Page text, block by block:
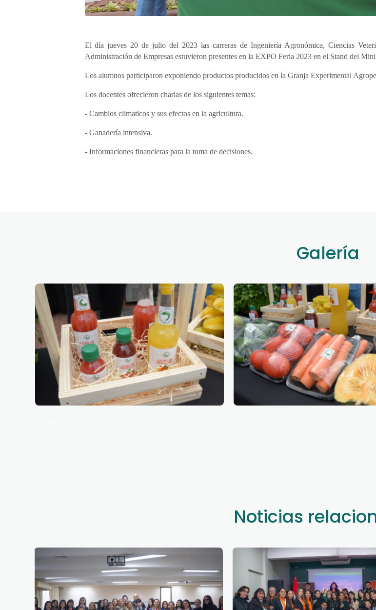
El día jueves 20 de julio del 2023 las carreras de Ingeniería Agronómica, Ciencias
Administración de Empresas estuvieron presentes en la EXPO Feria 2023 en el Stand del
Los alumnos participaron exponiendo productos producidos en la Granja Experimental
Los docentes ofrecieron charlas de los siguientes temas:
- Cambios climaticos y sus efectos en la agricultura.
- Ganadería intensiva.
- Informaciones financieras para la toma de decisiones.
Galería
Noticias